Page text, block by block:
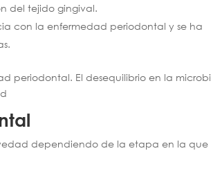
del tejido gingival.
con la enfermedad periodontal y se ha
periodontal. El desequilibrio en la
dependiendo de la etapa en la que